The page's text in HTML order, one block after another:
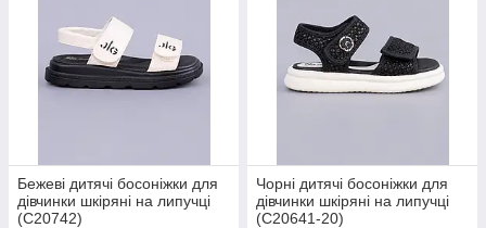
Бежеві дитячі босоніжки для
дівчинки шкіряні на липучці
(C20742)
Чорні дитячі босоніжки для
дівчинки шкіряні на липучці
(C20641-20)